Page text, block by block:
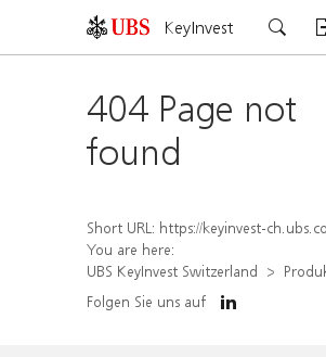
KeyInvest
404 Page not
found
Short URL: https://keyinvest-ch.ubs.com/produkt/detail/index/
You are here:
UBS KeyInvest Switzerland
Folgen Sie uns auf